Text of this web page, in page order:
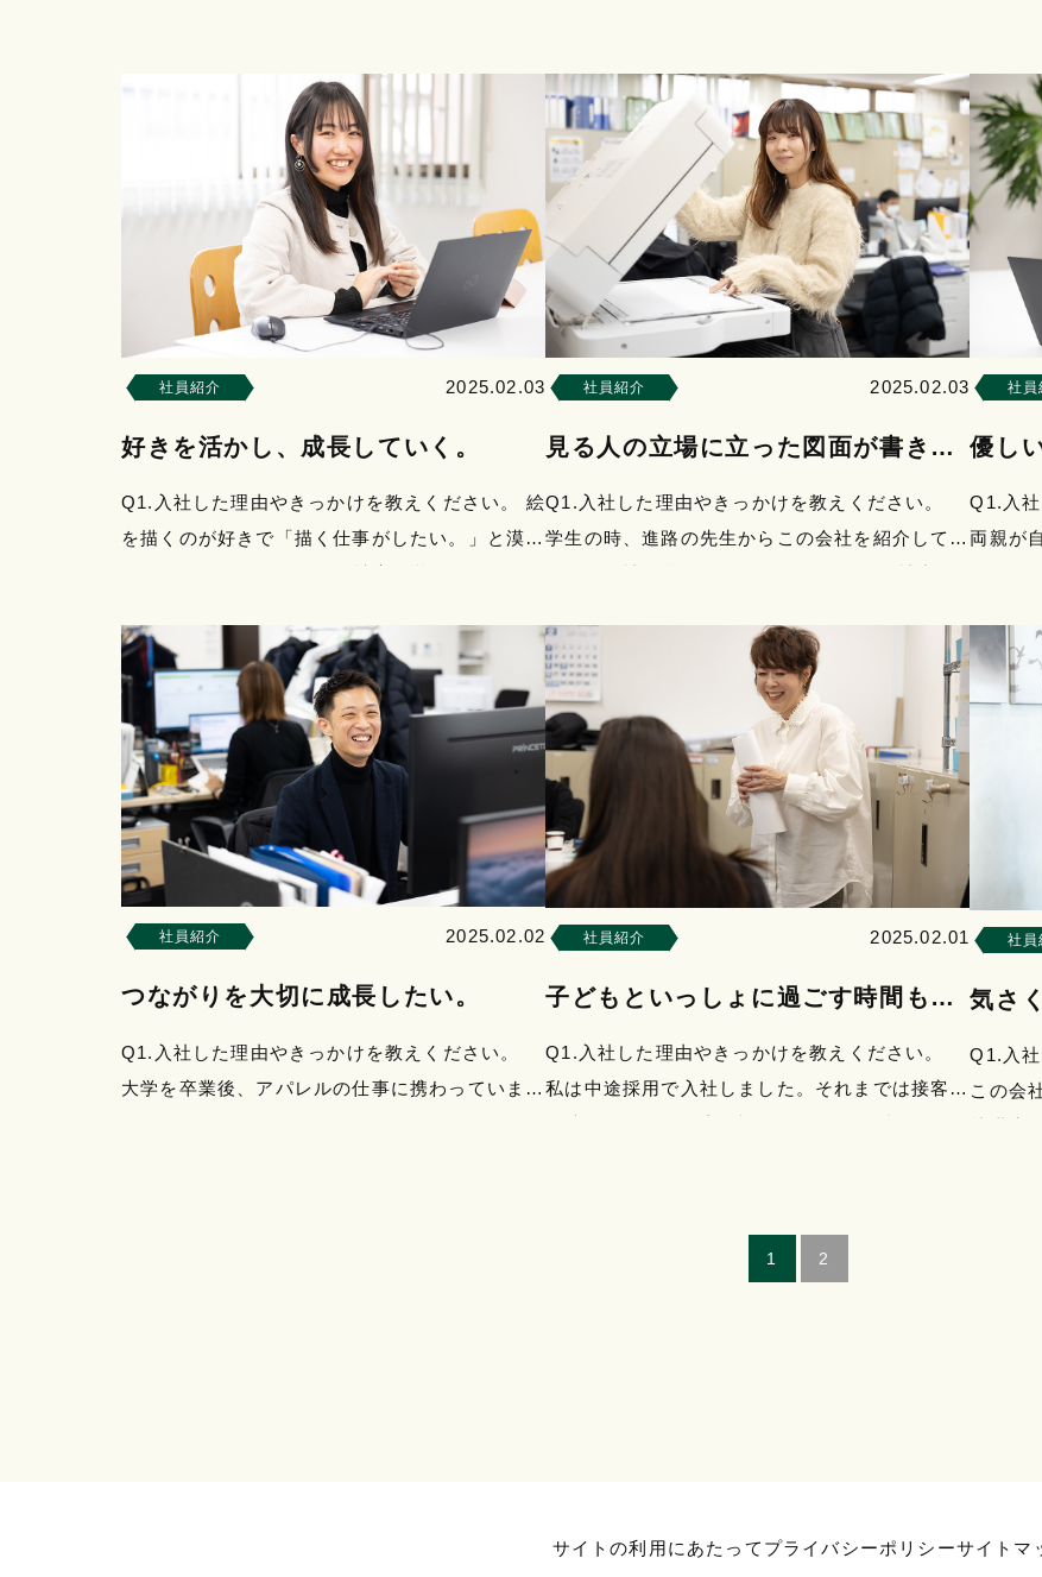
社員紹介 2025.02.03
好きを活かし、成長していく。
Q1.入社した理由やきっかけを教えください。 絵
を描くのが好きで「描く仕事がしたい。」と漠然
社員紹介 2025.02.03
見る人の立場に立った図面が書きた
Q1.入社した理由やきっかけを教えください。
学生の時、進路の先生からこの会社を紹介してい
社員
優し
Q1.入
両親が
社員紹介 2025.02.02
つながりを大切に成長したい。
Q1.入社した理由やきっかけを教えください。
大学を卒業後、アパレルの仕事に携わっていまし
社員紹介 2025.02.01
子どもといっしょに過ごす時間も作
Q1.入社した理由やきっかけを教えください。
私は中途採用で入社しました。それまでは接客業
社員
気さ
Q1.入
この会
1 2
サイトの利用にあたって プライバシーポリシーサイトマ